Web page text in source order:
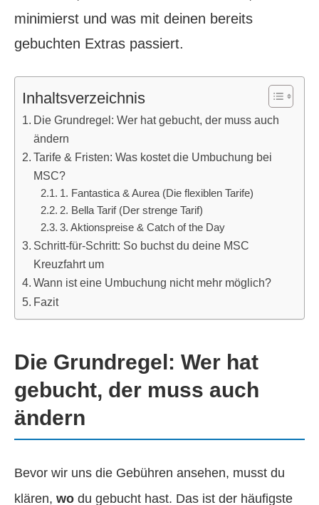
minimierst und was mit deinen bereits
gebuchten Extras passiert.
Inhaltsverzeichnis
Die Grundregel: Wer hat gebucht, der muss auch
ändern
Tarife & Fristen: Was kostet die Umbuchung bei
MSC?
1. Fantastica & Aurea (Die flexiblen Tarife)
2. Bella Tarif (Der strenge Tarif)
3. Aktionspreise & Catch of the Day
Schritt-für-Schritt: So buchst du deine MSC
Kreuzfahrt um
Wann ist eine Umbuchung nicht mehr möglich?
Fazit
Die Grundregel: Wer hat
gebucht, der muss auch
ändern
Bevor wir uns die Gebühren ansehen, musst du
klären, wo du gebucht hast. Das ist der häufigste